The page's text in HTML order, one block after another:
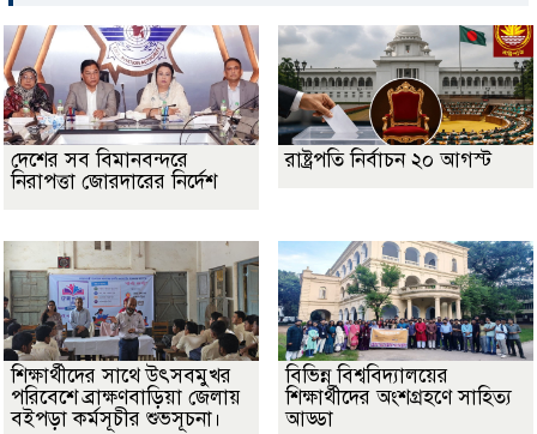
দেশের সব বিমানবন্দরে
নিরাপত্তা জোরদারের নির্দেশ
রাষ্ট্রপতি নির্বাচন ২০ আগস্ট
শিক্ষার্থীদের সাথে উৎসবমুখর
পরিবেশে ব্রাক্ষণবাড়িয়া জেলায়
বইপড়া কর্মসূচীর শুভসূচনা।
বিভিন্ন বিশ্ববিদ্যালয়ের
শিক্ষার্থীদের অংশগ্রহণে সাহিত্য
আড্ডা